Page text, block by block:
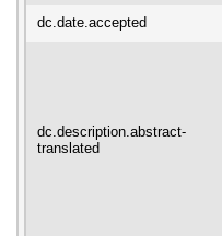
dc.date.accepted
dc.description.abstract-
translated